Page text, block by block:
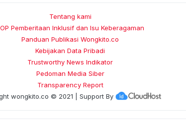
Tentang kami
Pemberitaan Inklusif dan Isu Keberagaman
Panduan Publikasi Wongkito.co
Kebijakan Data Pribadi
Trustworthy News Indikator
Pedoman Media Siber
Transparency Report
wongkito.co © 2021 | Support By